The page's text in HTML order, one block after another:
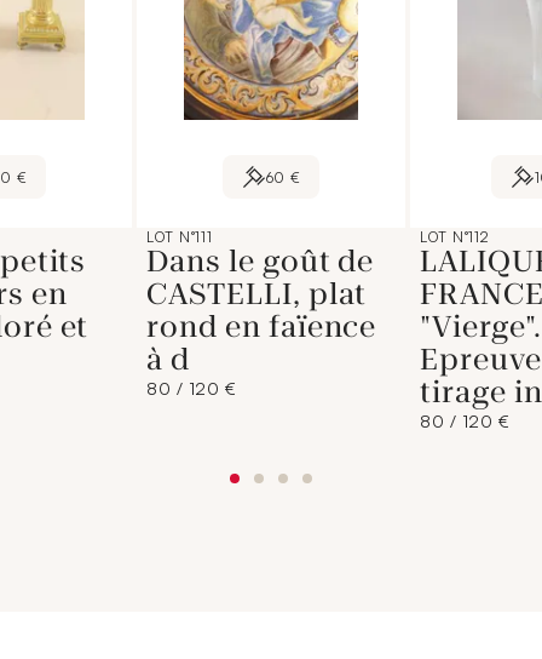
€
en
et
60 €
LOT N°111
Dans le goût de
CASTELLI, plat
rond en faïence
à d
80 / 120 €
LOT N°112
"Vierge".
tirage
80 / 120 €